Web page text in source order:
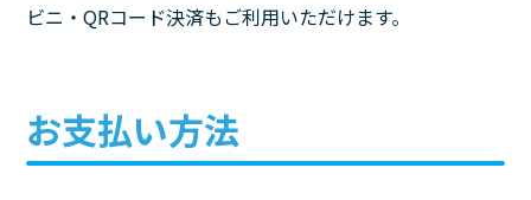
ビニ・QRコード決済もご利用いただけます。
お支払い方法